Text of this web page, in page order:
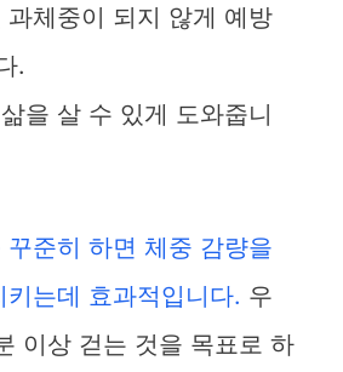
과체중이 되지 않게 예방
.
을 살 수 있게 도와줍니
꾸준히 하면 체중 감량을
는데 효과적입니다. 우
이상 걷는 것을 목표로 하